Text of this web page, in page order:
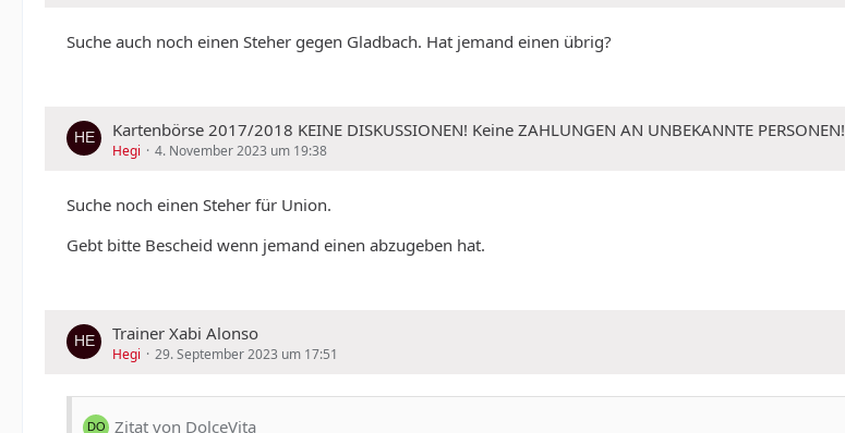
Suche auch noch einen Steher gegen Gladbach. Hat jemand einen übrig?
Kartenbörse 2017/2018 KEINE DISKUSSIONEN! Keine ZAHLUNGEN AN UNBEKANNTE PERSONEN!
Hegi 4. November 2023 um 19:38
Suche noch einen Steher für Union.
Gebt bitte Bescheid wenn jemand einen abzugeben hat.
Trainer Xabi Alonso
Hegi 29. September 2023 um 17:51
Zitat von DolceVita